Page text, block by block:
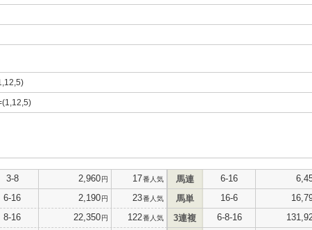
3-8 2,960円 17番人気
6-16 2,190円 23番人気
8-16 22,350円 122番人気
馬連 6-16
馬単 16-6
3連複 6-8-16